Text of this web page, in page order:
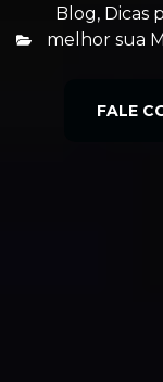
Blog, Dicas
melhor sua
FALE